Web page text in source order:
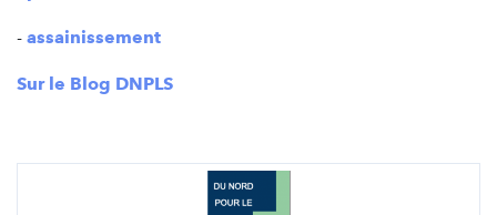
- assainissement
Sur le Blog DNPLS